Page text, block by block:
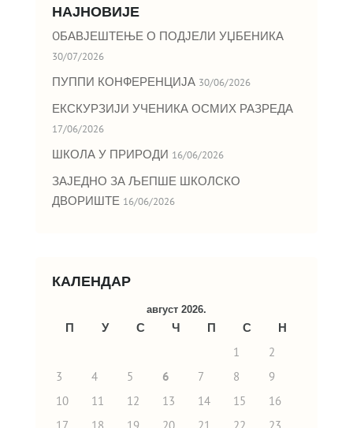
НАЈНОВИЈЕ
OБАВЈЕШТЕЊЕ О ПОДЈЕЛИ УЏБЕНИКА
30/07/2026
ПУППИ КОНФЕРЕНЦИЈА 30/06/2026
ЕКСКУРЗИЈИ УЧЕНИКА ОСМИХ РАЗРЕДА
17/06/2026
ШКОЛА У ПРИРОДИ 16/06/2026
ЗАЈЕДНО ЗА ЉЕПШЕ ШКОЛСКО
ДВОРИШТЕ 16/06/2026
КАЛЕНДАР
август 2026.
П У С Ч П С
Н
1
2
3
4 5 6 7 8
9
10
11 12 13 14 15
16